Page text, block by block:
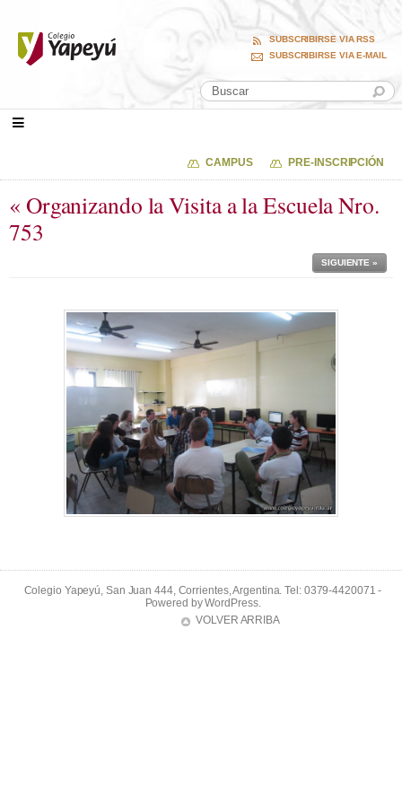
SUBSCRIBIRSE VIA RSS
SUBSCRIBIRSE VIA E-MAIL
CAMPUS PRE-INSCRIPCIÓN
« Organizando la Visita a la Escuela Nro.
753
SIGUIENTE »
Colegio Yapeyú, San Juan 444, Corrientes, Argentina. Tel: 0379-4420071 -
Powered byWordPress.
VOLVER ARRIBA